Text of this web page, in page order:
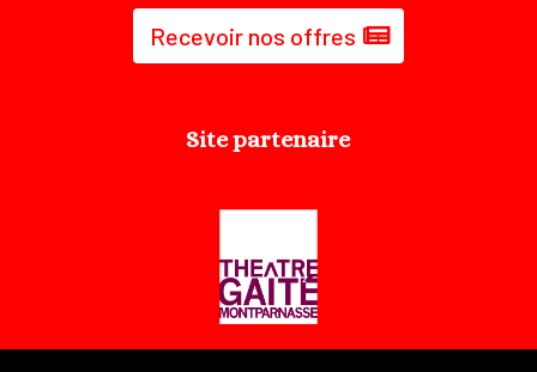
Recevoir nos offres
Site partenaire